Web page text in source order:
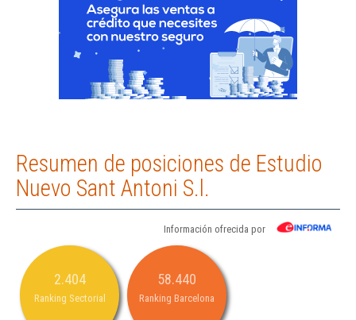
Resumen de posiciones de Estudio
Nuevo Sant Antoni S.l.
Información ofrecida por
2.404
Ranking Sectorial
58.440
Ranking Barcelona